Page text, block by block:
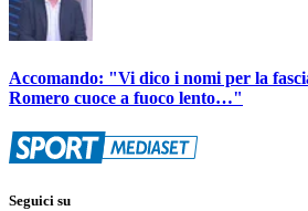
Accomando: "Vi dico i nomi per la
Romero cuoce a fuoco lento…"
Seguici su